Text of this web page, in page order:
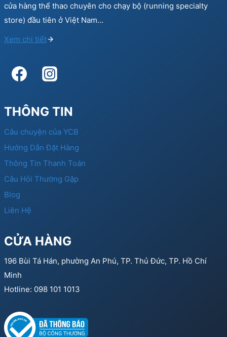
cửa hàng thể thao chuyên cho chạy bộ (running specialty
store) đầu tiên ở Việt Nam…
Xem chi tiết
THÔNG TIN
Câu chuyện của YCB
Hướng Dẫn Đặt Hàng
Thông Tin Thanh Toán
Câu Hỏi Thường Gặp
Blog
Liên Hệ
CỬA HÀNG
196 Bùi Tá Hán, phường An Phú, TP. Thủ Đức, TP. Hồ Chí
Minh
Hotline: 098 101 1013